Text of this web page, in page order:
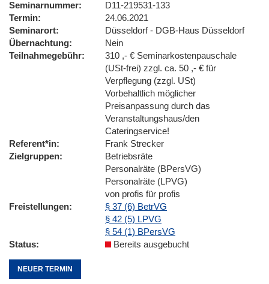
Seminarnummer
D11-219531-133
Termin
24.06.2021
Seminarort
Düsseldorf - DGB-Haus Düsseldorf
Übernachtung
Nein
Teilnahmegebühr
310 ,- € Seminarkostenpauschale
(USt-frei) zzgl. ca. 50 ,- € für
Verpflegung (zzgl. USt)
Vorbehaltlich möglicher
Preisanpassung durch das
Veranstaltungshaus/den
Cateringservice!
Referent*in
Frank Strecker
Zielgruppen
Betriebsräte
Personalräte (BPersVG)
Personalräte (LPVG)
von profis für profis
Freistellungen
§ 37 (6) BetrVG
§ 42 (5) LPVG
§ 54 (1) BPersVG
Status
Bereits ausgebucht
NEUER TERMIN